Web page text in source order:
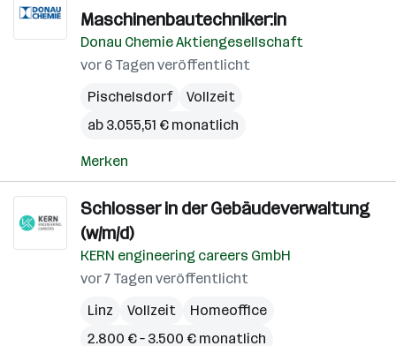
Maschinenbautechniker:in
Donau Chemie Aktiengesellschaft
vor 6 Tagen veröffentlicht
Pischelsdorf
Vollzeit
ab 3.055,51 € monatlich
Merken
Schlosser in der Gebäudeverwaltung
(w/m/d)
KERN engineering careers GmbH
vor 7 Tagen veröffentlicht
Linz
Vollzeit
Homeoffice
2.800 € – 3.500 € monatlich